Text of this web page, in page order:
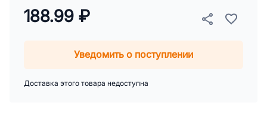
188.99 ₽
Уведомить о поступлении
Доставка этого товара недоступна